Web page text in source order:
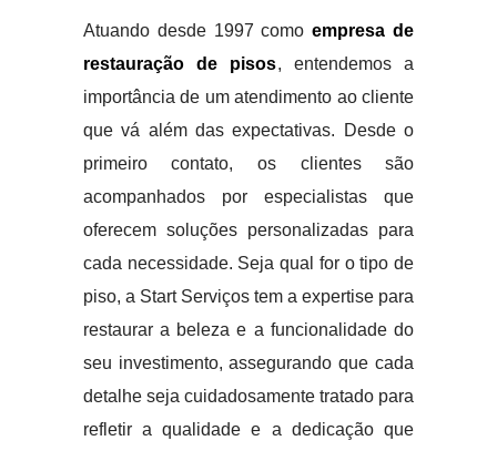
Atuando desde 1997 comoempresa de
restauração de pisos, entendemos a
importância de um atendimento ao cliente
que vá além das expectativas. Desde o
primeiro contato, os clientes são
acompanhados por especialistas que
oferecem soluções personalizadas para
cada necessidade. Seja qual for o tipo de
piso, a Start Serviços tem a expertise para
restaurar a beleza e a funcionalidade do
seu investimento, assegurando que cada
detalhe seja cuidadosamente tratado para
refletir a qualidade e a dedicação que